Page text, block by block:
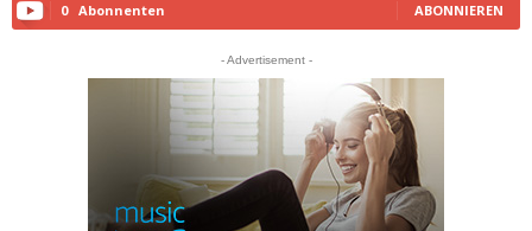
0 Abonnenten ABONNIEREN
- Advertisement -